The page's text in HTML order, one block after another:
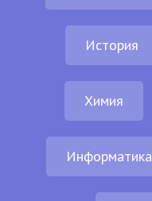
История
Химия
Информатика